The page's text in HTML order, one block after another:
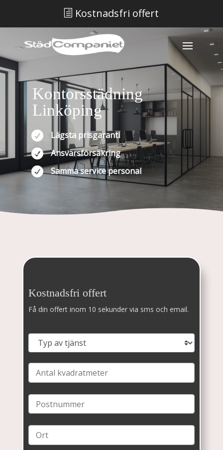
h Kostnadsfri offert
Kontorsstädning
Linköping
 Lägsta prisgaranti
 Ansvarsförsäkring
 Samma service personal
Kostnadsfri offert
Få din offert inom 10 sekunder via sms och email.